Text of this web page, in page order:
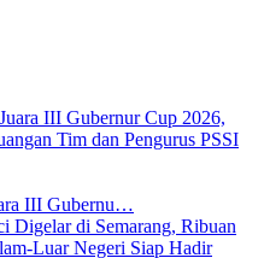
III Gubernu…